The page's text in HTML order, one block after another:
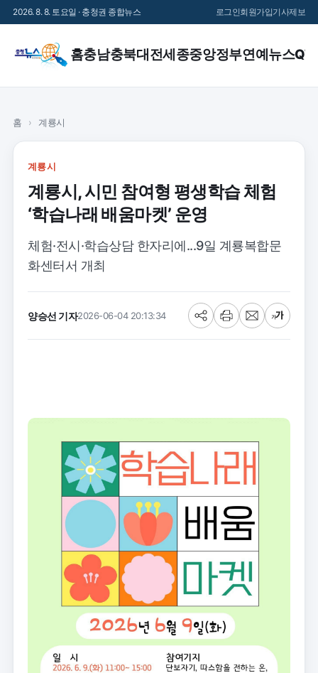
2026. 8. 8. 토요일 · 충청권 종합뉴스 로그인회원가입기사제보
홈충남충북대전세종중앙정부연예 뉴스
홈 › 계룡시
계룡시
계룡시, 시민 참여형 평생학습 체험
‘학습나래 배움마켓’ 운영
체험·전시·학습상담 한자리에...9일 계룡복합문
화센터서 개최
양승선 기자2026-06-04 20:13:34
공
유
프
린
메
일
글
씨